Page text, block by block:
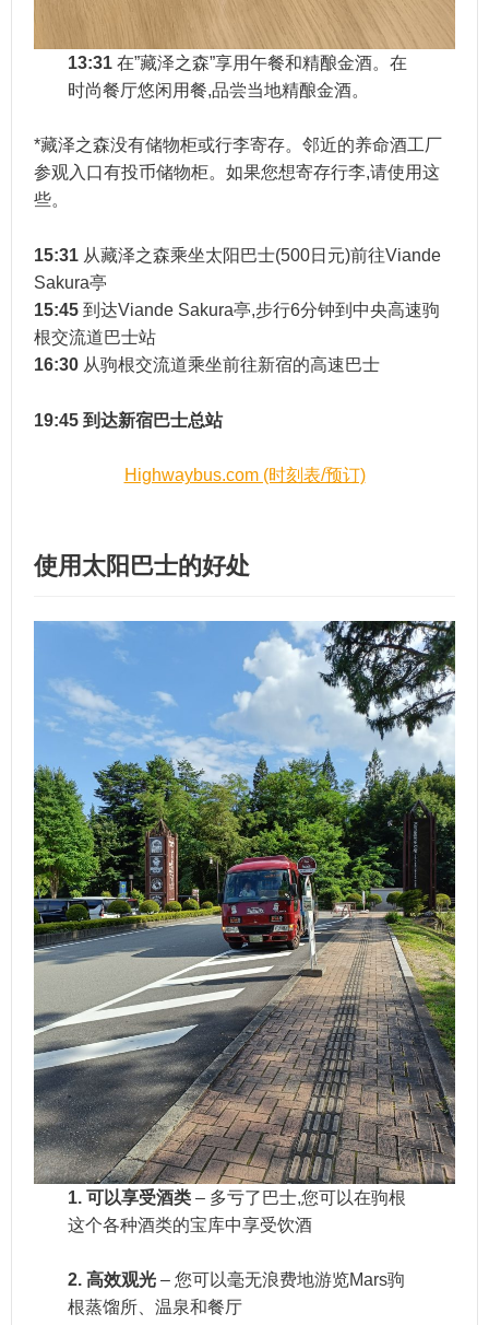
13:31在”藏泽之森”享用午餐和精酿金酒。在
时尚餐厅悠闲用餐,品尝当地精酿金酒。
*藏泽之森没有储物柜或行李寄存。邻近的养命酒工厂
参观入口有投币储物柜。如果您想寄存行李,请使用这
些。
15:31 从藏泽之森乘坐太阳巴士(500日元)前往Viande
Sakura亭
15:45 到达Viande Sakura亭,步行6分钟到中央高速驹
根交流道巴士站
16:30 从驹根交流道乘坐前往新宿的高速巴士
19:45 到达新宿巴士总站
Highwaybus.com (时刻表/预订)
使用太阳巴士的好处
1. 可以享受酒类– 多亏了巴士,您可以在驹根
这个各种酒类的宝库中享受饮酒
2. 高效观光– 您可以毫无浪费地游览Mars驹
根蒸馏所、温泉和餐厅